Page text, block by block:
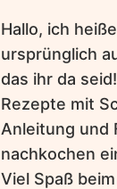
Hallo, ich
ursprünglich
das ihr da
Rezepte mit
Anleitung und
nachkochen
Viel Spaß